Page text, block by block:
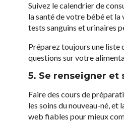
Suivez le calendrier de
la santé de votre bébé et
tests sanguins et urinaires
Préparez toujours une liste
questions sur votre
5. Se renseigner et
Faire des cours de
les soins du nouveau-né, et
web fiables pour mieux